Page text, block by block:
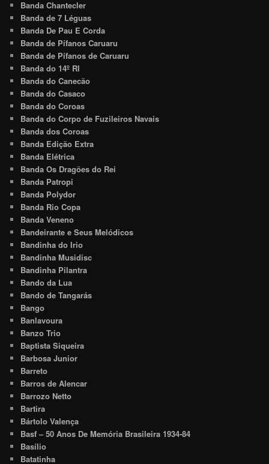
Banda Chantecler
Banda de 7 Léguas
Banda De Pau E Corda
Banda de Pífanos Caruaru
Banda de Pífanos de Caruaru
Banda do 14º RI
Banda do Canecão
Banda do Casaco
Banda do Coroas
Banda do Corpo de Fuzileiros Navais
Banda dos Coroas
Banda Edição Extra
Banda Elétrica
Banda Os Dragões do Rei
Banda Patropi
Banda Polydor
Banda Rio Copa
Banda Veneno
Bandeirante e Seus Melódicos
Bandinha do Irio
Bandinha Musidisc
Bandinha Pilantra
Bando da Lua
Bando de Tangarás
Bango
Banlavoura
Banzo Trio
Baptista Siqueira
Barbosa Junior
Barreto
Barros de Alencar
Barrozo Netto
Bartira
Bártolo Valença
Basf – 50 Anos De Memória Brasileira 1934-84
Basílio
Batatinha